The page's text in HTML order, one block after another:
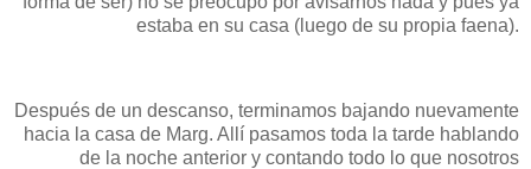
estaba en su casa (luego de su propia faena).
Después de un descanso, terminamos bajando nuevamente
hacia la casa de Marg. Allí pasamos toda la tarde hablando
de la noche anterior y contando todo lo que nosotros